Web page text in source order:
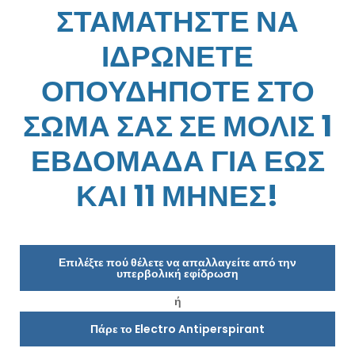
ΣΤΑΜΑΤΗΣΤΕ ΝΑ
ΙΔΡΩΝΕΤΕ
ΟΠΟΥΔΗΠΟΤΕ ΣΤΟ
ΣΩΜΑ ΣΑΣ ΣΕ ΜΟΛΙΣ 1
ΕΒΔΟΜΑΔΑ ΓΙΑ ΕΩΣ
ΚΑΙ 11 ΜΗΝΕΣ!
Επιλέξτε πού θέλετε να απαλλαγείτε από την
υπερβολική εφίδρωση
ή
Πάρε το Electro Antiperspirant